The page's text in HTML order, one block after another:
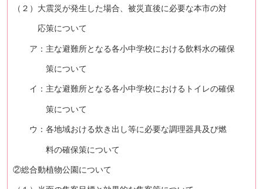
（２）大震災が発生した場合、被災直後に必要な本市の対
応策について
ア：主な避難所となる各小中学校における飲料水の確保
策について
イ：主な避難所となる各小中学校におけるトイレの確保
策について
ウ：各地域おける炊き出し等に必要な調理器具及び燃
料の確保策について
②総合動植物公園について